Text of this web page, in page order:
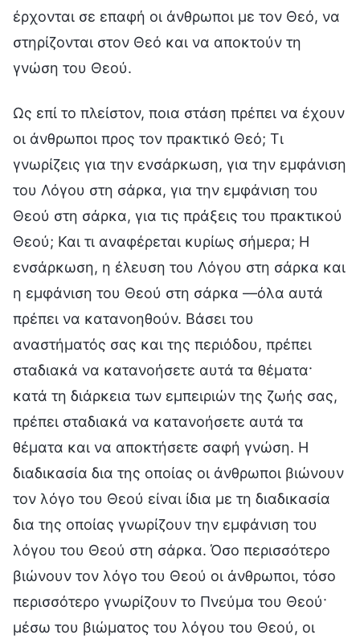
έρχονται σε επαφή οι άνθρωποι με τον Θεό, να
στηρίζονται στον Θεό και να αποκτούν τη
γνώση του Θεού.
Ως επί το πλείστον, ποια στάση πρέπει να έχουν
οι άνθρωποι προς τον πρακτικό Θεό; Τι
γνωρίζεις για την ενσάρκωση, για την εμφάνιση
του Λόγου στη σάρκα, για την εμφάνιση του
Θεού στη σάρκα, για τις πράξεις του πρακτικού
Θεού; Και τι αναφέρεται κυρίως σήμερα; Η
ενσάρκωση, η έλευση του Λόγου στη σάρκα και
η εμφάνιση του Θεού στη σάρκα —όλα αυτά
πρέπει να κατανοηθούν. Βάσει του
αναστήματός σας και της περιόδου, πρέπει
σταδιακά να κατανοήσετε αυτά τα θέματα·
κατά τη διάρκεια των εμπειριών της ζωής σας,
πρέπει σταδιακά να κατανοήσετε αυτά τα
θέματα και να αποκτήσετε σαφή γνώση. Η
διαδικασία δια της οποίας οι άνθρωποι βιώνουν
τον λόγο του Θεού είναι ίδια με τη διαδικασία
δια της οποίας γνωρίζουν την εμφάνιση του
λόγου του Θεού στη σάρκα. Όσο περισσότερο
βιώνουν τον λόγο του Θεού οι άνθρωποι, τόσο
περισσότερο γνωρίζουν το Πνεύμα του Θεού·
μέσω του βιώματος του λόγου του Θεού, οι